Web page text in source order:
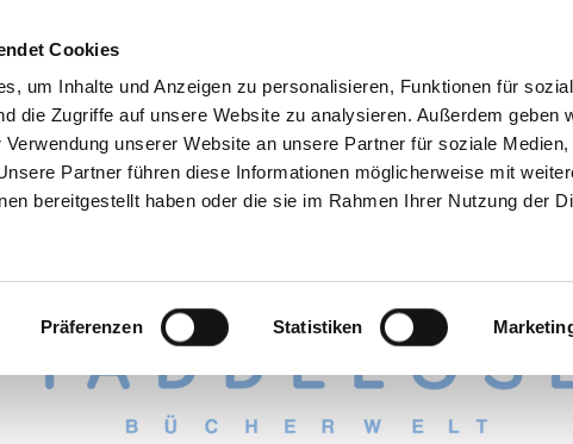
Cookies
um Inhalte und Anzeigen zu personalisieren, Funktionen für
die Zugriffe auf unsere Website zu analysieren. Außerdem geben
unserer Website an unsere Partner für soziale Medien,
Partner führen diese Informationen möglicherweise mit
bereitgestellt haben oder die sie im Rahmen Ihrer Nutzung der
Präferenzen Statistiken